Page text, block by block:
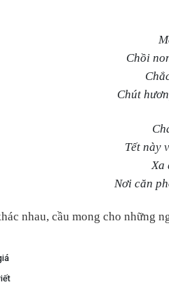
Chồi
Chút
Tết này
Xa
Nơi căn
nhau, cầu mong cho những